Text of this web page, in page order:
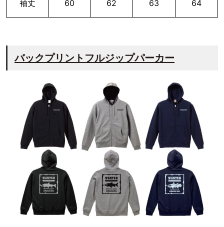
袖丈 60 62 63 64
バックプリントフルジップパーカー